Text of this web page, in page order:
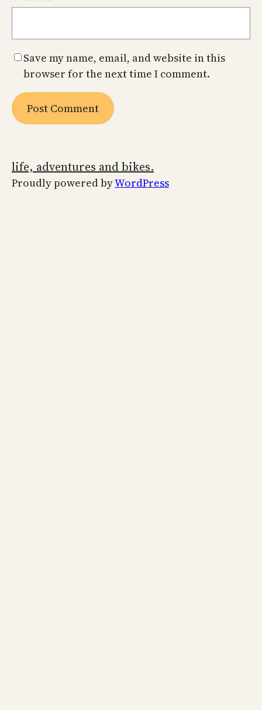
Save my name, email, and website in this
browser for the next time I comment.
life, adventures and bikes.
Proudly powered byWordPress